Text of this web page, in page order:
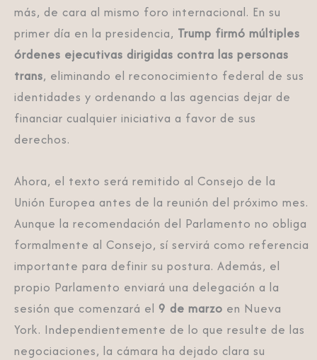
más, de cara al mismo foro internacional. En su
primer día en la presidencia, Trump firmó múltiples
órdenes ejecutivas dirigidas contra las personas
trans, eliminando el reconocimiento federal de sus
identidades y ordenando a las agencias dejar de
financiar cualquier iniciativa a favor de sus
derechos.
Ahora, el texto será remitido al Consejo de la
Unión Europea antes de la reunión del próximo mes.
Aunque la recomendación del Parlamento no obliga
formalmente al Consejo, sí servirá como referencia
importante para definir su postura. Además, el
propio Parlamento enviará una delegación a la
sesión que comenzará el 9 de marzo en Nueva
York. Independientemente de lo que resulte de las
negociaciones, la cámara ha dejado clara su